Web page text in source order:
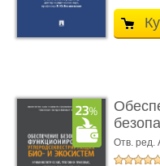
...
Отв. ред.